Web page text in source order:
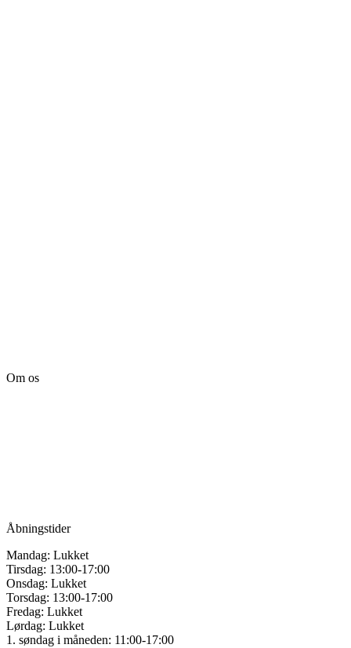
Om os
Åbningstider
Mandag: Lukket
Tirsdag: 13:00-17:00
Onsdag: Lukket
Torsdag: 13:00-17:00
Fredag: Lukket
Lørdag: Lukket
1. søndag i måneden: 11:00-17:00